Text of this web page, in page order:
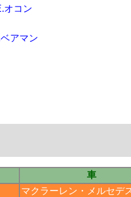
オコン
アマン
車
マクラーレン ・ メルセデ